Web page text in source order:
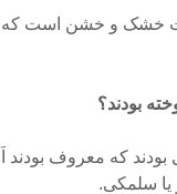
خشک و خشن است
بودند؟
بودند که معروف
یا سلمکی.